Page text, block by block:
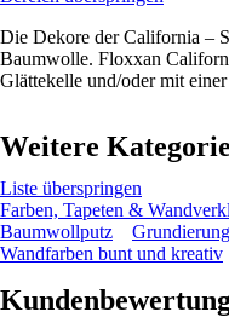
Die Dekore der California –
Baumwolle. Floxxan
Glättekelle und/oder mit
Weitere
Liste überspringen
Farben, Tapeten &
Baumwollputz
Wandfarben bunt und kreativ